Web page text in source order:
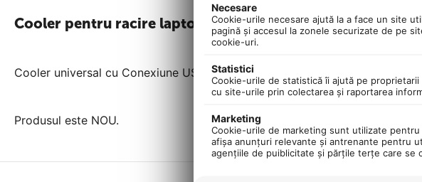
Cooler pentru racire laptop cu ventilatoare silentioase si
Cooler universal cu Conexiune USB compatibil cu toate modelele de laptop.
Produsul este NOU.
Necesare
Cookie-urile necesare ajută la a face un site
pagină şi accesul la zonele securizate de pe
cookie-uri.
Statistici
Cookie-urile de statistică îi ajută pe
cu site-urile prin colectarea şi raportarea
Marketing
Cookie-urile de marketing sunt utilizate
afişa anunţuri relevante şi antrenante pentru
agenţiile de puiblicitate şi părţile terţe care se